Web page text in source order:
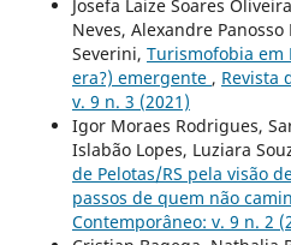
Josefa Laize Soares
Neves, Alexandre
Severini, Turismofobia em
era?) emergente , Revista
v. 9 n. 3 (2021)
Igor Moraes Rodrigues,
Islabão Lopes, Luziara
de Pelotas/RS pela visão
passos de quem não
Contemporâneo: v. 9 n. 2